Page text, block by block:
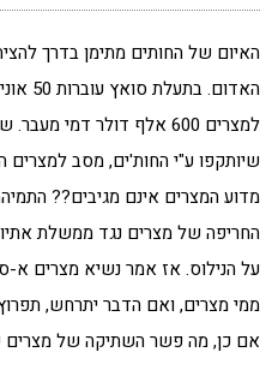
האיום של החותים מתימן בדרך
למצרים 600 אלף דולר דמי
מדוע המצרים אינם מגיבים??
החריפה של מצרים נגד ממשלת
על הנילוס. אז אמר נשיא מצרים א-
ממי מצרים, ואם הדבר יתרחש,
אם כן, מה פשר השתיקה של מצרים